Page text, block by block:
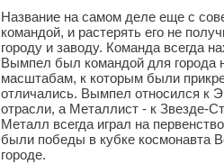
Название на самом деле еще с
командой, и растерять его не
городу и заводу. Команда всегда
Вымпел был командой для города
масштабам, к которым были
отличались. Вымпел относился к
отрасли, а Металлист - к Звезде-
Металл всегда играл на
были победы в кубке космонавта
городе.